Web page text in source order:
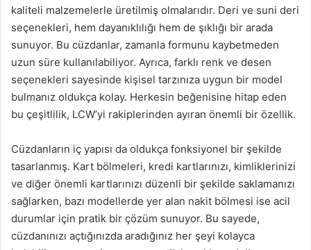
kaliteli malzemelerle üretilmiş olmalarıdır. Deri ve suni deri
seçenekleri, hem dayanıklılığı hem de şıklığı bir arada
sunuyor. Bu cüzdanlar, zamanla formunu kaybetmeden
uzun süre kullanılabiliyor. Ayrıca, farklı renk ve desen
seçenekleri sayesinde kişisel tarzınıza uygun bir model
bulmanız oldukça kolay. Herkesin beğenisine hitap eden
bu çeşitlilik, LCW’yi rakiplerinden ayıran önemli bir özellik.
Cüzdanların iç yapısı da oldukça fonksiyonel bir şekilde
tasarlanmış. Kart bölmeleri, kredi kartlarınızı, kimliklerinizi
ve diğer önemli kartlarınızı düzenli bir şekilde saklamanızı
sağlarken, bazı modellerde yer alan nakit bölmesi ise acil
durumlar için pratik bir çözüm sunuyor. Bu sayede,
cüzdanınızı açtığınızda aradığınız her şeyi kolayca